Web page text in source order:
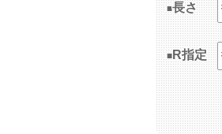
長さ
R指定